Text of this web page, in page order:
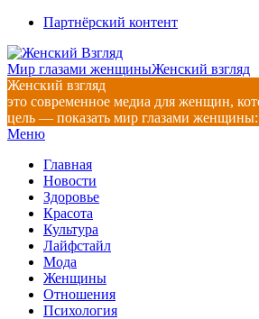
Перейти
содержимому
Партнёрский контент
Мир глазами женщиныЖенский взгляд
Женский взгляд
это современное медиа для женщин,
цель — показать мир глазами
Главное
меню
Меню
Главная
Новости
Здоровье
Красота
Культура
Лайфстайл
Мода
Женщины
Отношения
Психология